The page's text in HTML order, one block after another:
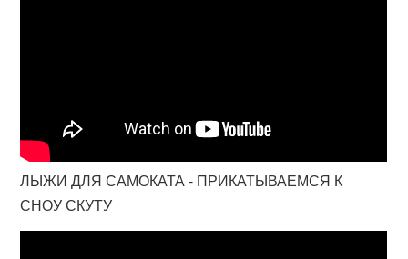
ЛЫЖИ ДЛЯ САМОКАТА - ПРИКАТЫВАЕМСЯ К
СНОУ СКУТУ